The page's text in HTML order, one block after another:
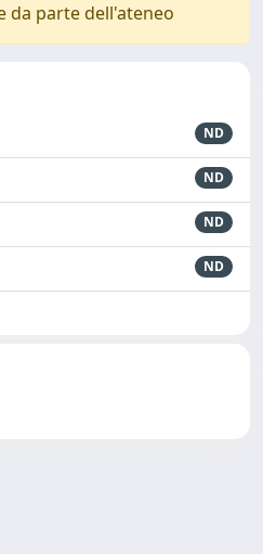
da parte dell'ateneo
ND
ND
ND
ND